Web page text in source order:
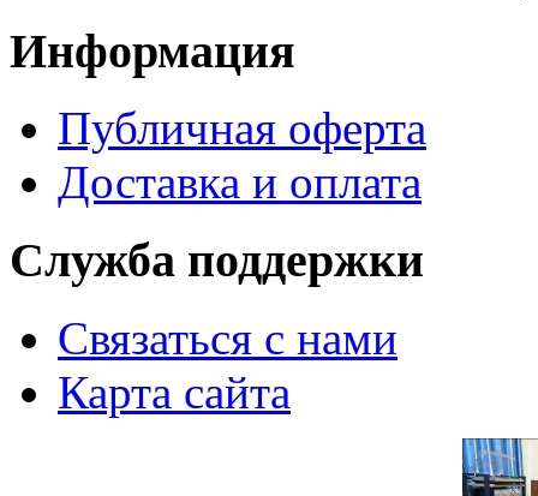
Информация
Публичная оферта
Доставка и оплата
Служба поддержки
Связаться с нами
Карта сайта